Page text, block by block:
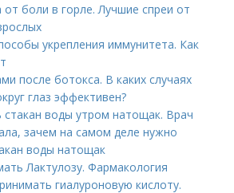
боли в горле. Лучшие спреи от
укрепления иммунитета. Как
после ботокса. В каких случаях
глаз эффективен?
стакан воды утром натощак. Врач
зачем на самом деле нужно
воды натощак
Лактулозу. Фармакология
гиалуроновую кислоту.